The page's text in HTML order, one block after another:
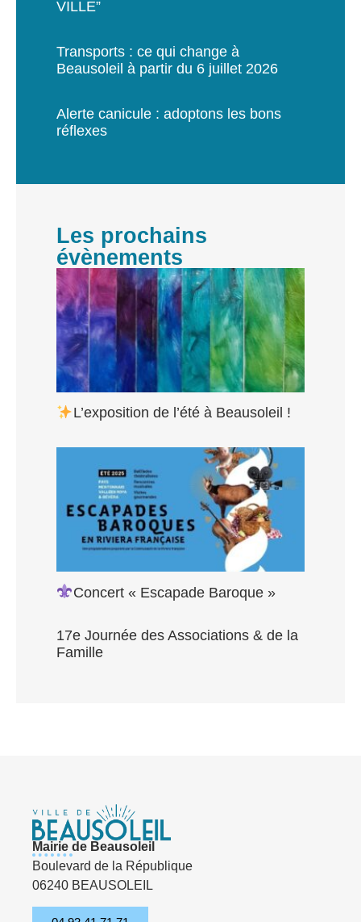
VILLE”
Transports : ce qui change à
Beausoleil à partir du 6 juillet 2026
Alerte canicule : adoptons les bons
réflexes
Les prochains
évènements
L’exposition de l’été à Beausoleil !
Concert « Escapade Baroque »
17e Journée des Associations & de la
Famille
Mairie de Beausoleil
Boulevard de la République
06240 BEAUSOLEIL